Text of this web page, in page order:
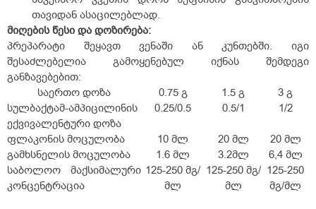
თავიდან ასაცილებლად.
მიღების წესი და დოზირება:
პრეპარატი შეყავთ ვენაში ან კუნთებში. იგი
შესაძლებელია გამოყენებულ იქნას შემდეგი
განზავებებით:
საერთო დოზა
0.75 გ 1.5 გ
3 გ
სულბაქტამ-ამპიცილინის
ექვივალენტური დოზა
0.25/0.5 0.5/1 1/2
ფლაკონის მოცულობა 10 მლ 20 მლ
20 მლ
გამხსნელის მოცულობა
1.6 მლ 3.2მლ
6,4 მლ
საბოლოო მაქსიმალური
კონცენტრაცია
125-250 მგ/
მლ
125-250 მგ/
მლ
125-250
მგ/მლ